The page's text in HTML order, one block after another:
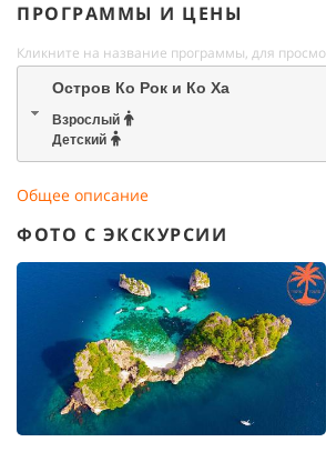
ПРОГРАММЫ И ЦЕНЫ
Кликните на название программы, для
Остров Ко Рок и Ко Ха
Взрослый
Детский
Общее описание
ФОТО С ЭКСКУРСИИ